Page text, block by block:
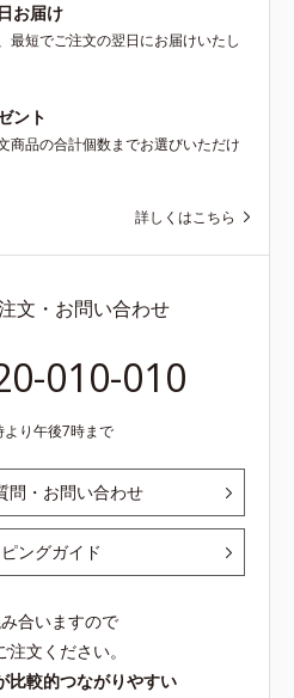
お届け
最短でご注文の翌日にお届けいたし
ント
商品の合計個数までお選びいただけ
詳しくはこちら
文・お問い合わせ
010-010
より午後7時まで
問・お問い合わせ
ングガイド
合いますので
注文ください。
比較的つながりやすい